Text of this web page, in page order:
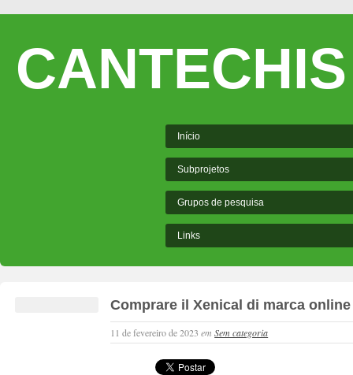
CANTECHIS
Início
Subprojetos
Grupos de pesquisa
Links
Comprare il Xenical di marca online
11 de fevereiro de 2023emSem categoria